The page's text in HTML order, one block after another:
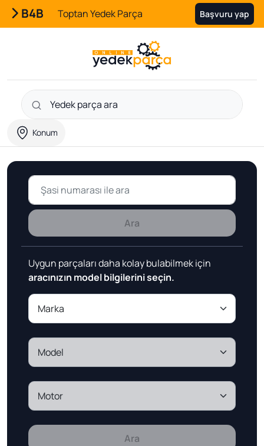
B4B Toptan Yedek Parça Başvuru yap
Konum
Ara
Uygun parçaları daha kolay bulabilmek için
aracınızın model bilgilerini seçin.
Ara